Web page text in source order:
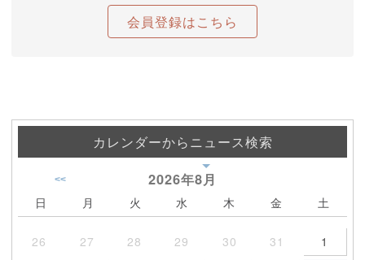
会員登録はこちら
カレンダーからニュース検索
2026年8月
<<
日 月 火 水 木 金 土
26 27 28 29 30 31
1